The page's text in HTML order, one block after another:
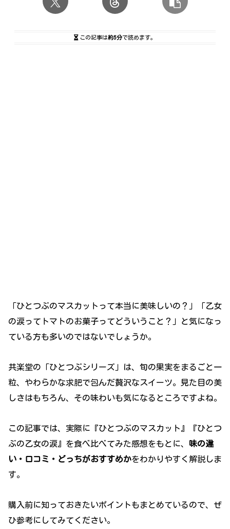
この記事は約5分で読めます。
「ひとつぶのマスカットって本当に美味しいの？」「乙女
の涙ってトマトのお菓子ってどういうこと？」と気になっ
ている方も多いのではないでしょうか。
共楽堂の「ひとつぶシリーズ」は、旬の果実をまるごと一
粒、やわらかな求肥で包んだ贅沢なスイーツ。見た目の美
しさはもちろん、その味わいも気になるところですよね。
この記事では、実際に『ひとつぶのマスカット』『ひとつ
ぶの乙女の涙』を食べ比べてみた感想をもとに、 味の違
い・口コミ・どっちがおすすめかをわかりやすく解説しま
す。
購入前に知っておきたいポイントもまとめているので、ぜ
ひ参考にしてみてください。